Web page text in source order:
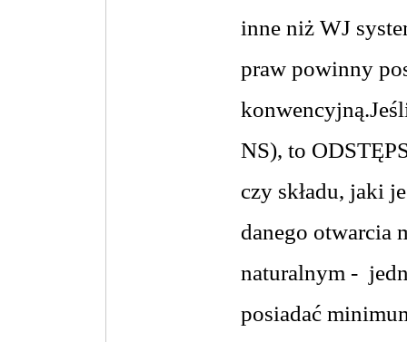
inne niż WJ
praw powinny
konwencyjną.
NS), to
czy składu, jaki
danego otwarcia
naturalnym -
posiadać